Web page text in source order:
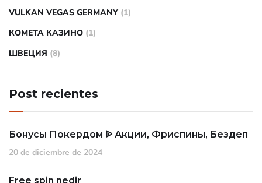
VULKAN VEGAS GERMANY (1)
КОМЕТА КАЗИНО (1)
ШВЕЦИЯ (8)
Post recientes
Бонусы Покердом ᐉ Акции, Фриспины, Бездеп
20 de diciembre de 2024
Free spin nedir